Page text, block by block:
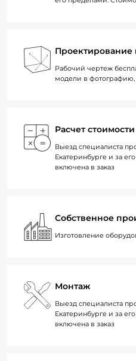
Проектирование
Рабочий чертеж
модели в
Расчет стоимости
Выезд специалиста
Екатеринбурге и за
включена в заказ
Собственное
Изготовление
Монтаж
Выезд специалиста
Екатеринбурге и за
включена в заказ